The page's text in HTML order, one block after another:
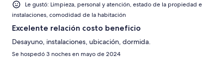
Le gustó: Limpieza, personal y atención, estado de la propiedad e
instalaciones, comodidad de la habitación
Excelente relación costo beneficio
Desayuno, instalaciones, ubicación, dormida.
Se hospedó 3 noches en mayo de 2024